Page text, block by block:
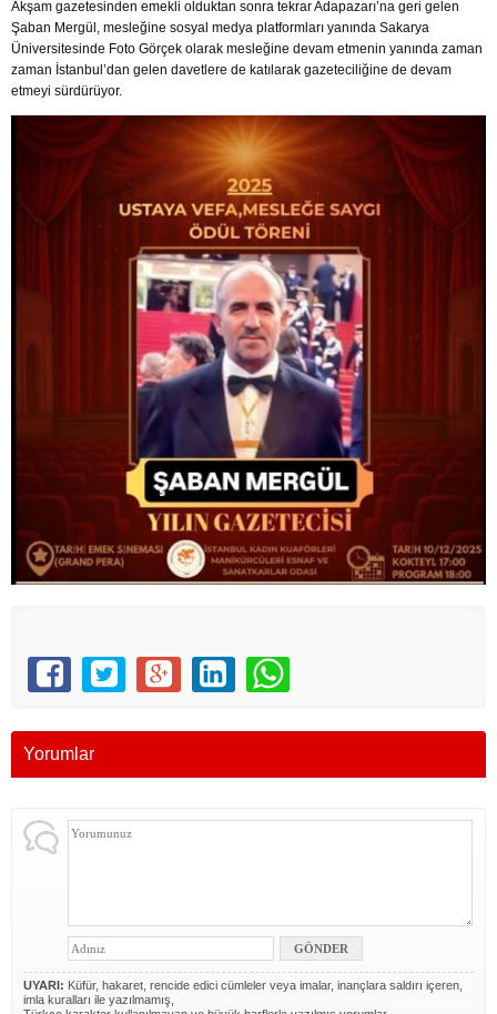
Akşam gazetesinden emekli olduktan sonra tekrar Adapazarı’na geri gelen
Şaban Mergül, mesleğine sosyal medya platformları yanında Sakarya
Üniversitesinde Foto Görçek olarak mesleğine devam etmenin yanında zaman
zaman İstanbul’dan gelen davetlere de katılarak gazeteciliğine de devam
etmeyi sürdürüyor.
Yorumlar
UYARI: Küfür, hakaret, rencide edici cümleler veya imalar, inançlara saldırı içeren,
imla kuralları ile yazılmamış,